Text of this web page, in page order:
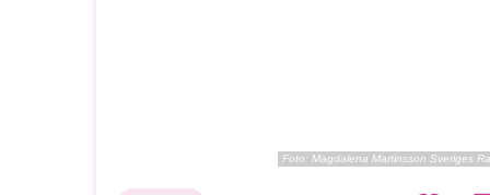
Foto: Magdalena Martinsson Sveriges